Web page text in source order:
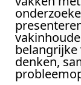
belangrijke
denken,